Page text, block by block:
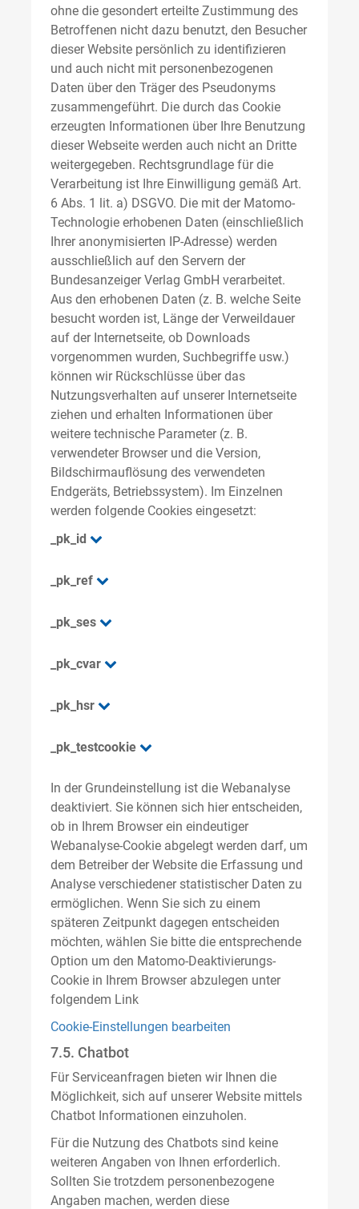
ohne die gesondert erteilte Zustimmung des
Betroffenen nicht dazu benutzt, den Besucher
dieser Website persönlich zu identifizieren
und auch nicht mit personenbezogenen
Daten über den Träger des Pseudonyms
zusammengeführt. Die durch das Cookie
erzeugten Informationen über Ihre Benutzung
dieser Webseite werden auch nicht an Dritte
weitergegeben. Rechtsgrundlage für die
Verarbeitung ist Ihre Einwilligung gemäß Art.
6 Abs. 1 lit. a) DSGVO. Die mit der Matomo-
Technologie erhobenen Daten (einschließlich
Ihrer anonymisierten IP-Adresse) werden
ausschließlich auf den Servern der
Bundesanzeiger Verlag GmbH verarbeitet.
Aus den erhobenen Daten (z. B. welche Seite
besucht worden ist, Länge der Verweildauer
auf der Internetseite, ob Downloads
vorgenommen wurden, Suchbegriffe usw.)
können wir Rückschlüsse über das
Nutzungsverhalten auf unserer Internetseite
ziehen und erhalten Informationen über
weitere technische Parameter (z. B.
verwendeter Browser und die Version,
Bildschirmauflösung des verwendeten
Endgeräts, Betriebssystem). Im Einzelnen
werden folgende Cookies eingesetzt:
_pk_id
_pk_ref
_pk_ses
_pk_cvar
_pk_hsr
_pk_testcookie
In der Grundeinstellung ist die Webanalyse
deaktiviert. Sie können sich hier entscheiden,
ob in Ihrem Browser ein eindeutiger
Webanalyse-Cookie abgelegt werden darf, um
dem Betreiber der Website die Erfassung und
Analyse verschiedener statistischer Daten zu
ermöglichen. Wenn Sie sich zu einem
späteren Zeitpunkt dagegen entscheiden
möchten, wählen Sie bitte die entsprechende
Option um den Matomo-Deaktivierungs-
Cookie in Ihrem Browser abzulegen unter
folgendem Link
Cookie-Einstellungen bearbeiten
7.5. Chatbot
Für Serviceanfragen bieten wir Ihnen die
Möglichkeit, sich auf unserer Website mittels
Chatbot Informationen einzuholen.
Für die Nutzung des Chatbots sind keine
weiteren Angaben von Ihnen erforderlich.
Sollten Sie trotzdem personenbezogene
Angaben machen, werden diese